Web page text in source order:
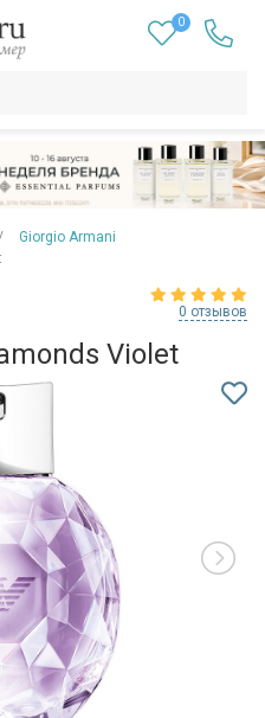
0
Giorgio Armani
0 отзывов
Violet